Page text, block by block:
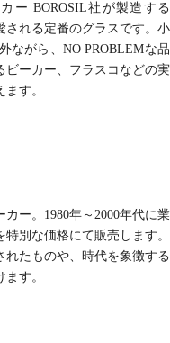
ー BOROSIL社が製造する
される定番のグラスです。小
ながら、NO PROBLEMな品
ビーカー、フラスコなどの実
す。
ー。1980年～2000年代に業
別な価格にて販売します。
たものや、時代を象徴する
す。